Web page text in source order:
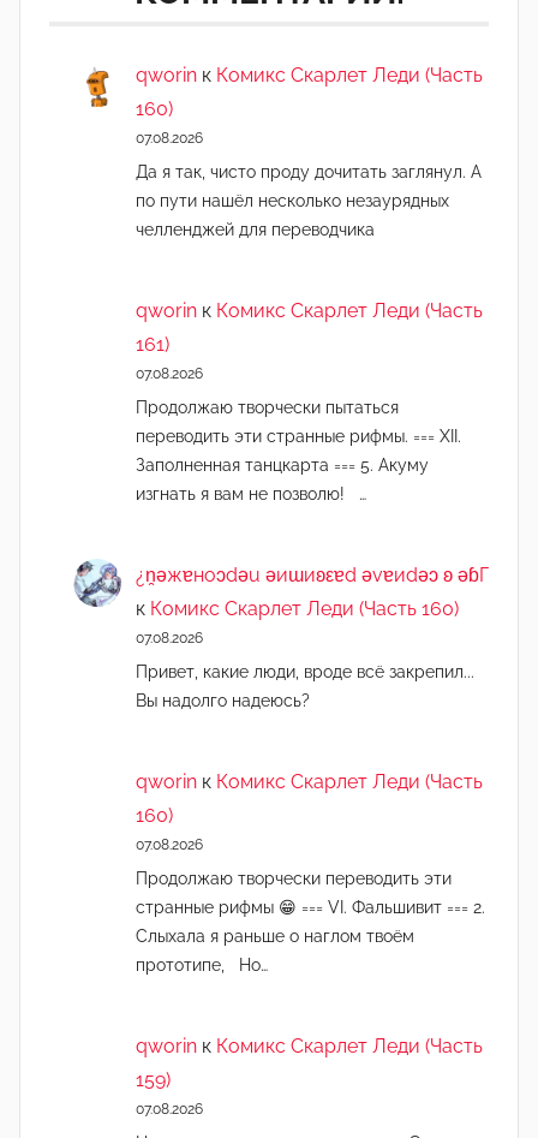
qworin к Комикс Скарлет Леди (Часть
160)
07.08.2026
Да я так, чисто проду дочитать заглянул. А
по пути нашёл несколько незаурядных
челленджей для переводчика
qworin к Комикс Скарлет Леди (Часть
161)
07.08.2026
Продолжаю творчески пытаться
переводить эти странные рифмы. === XII.
Заполненная танцкарта === 5. Акуму
изгнать я вам не позволю! …
¿n̯ǝжɐноɔdǝu ǝиɯиʚεɐd ǝvɐиdǝɔ ʚ ǝɓГ
к Комикс Скарлет Леди (Часть 160)
07.08.2026
Привет, какие люди, вроде всё закрепил...
Вы надолго надеюсь?
qworin к Комикс Скарлет Леди (Часть
160)
07.08.2026
Продолжаю творчески переводить эти
странные рифмы 😁 === VI. Фальшивит === 2.
Слыхала я раньше о наглом твоём
прототипе, Но…
qworin к Комикс Скарлет Леди (Часть
159)
07.08.2026